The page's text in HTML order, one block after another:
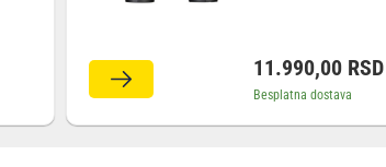
11.990,00 RSD
Besplatna dostava